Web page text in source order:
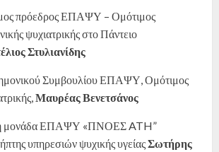
πρόεδρος ΕΠΑΨΥ – Ομότιμος
ψυχιατρικής στο Πάντειο
Στυλιανίδης
Συμβουλίου ΕΠΑΨΥ, Ομότιμος
Μαυρέας Βενετσάνος
μονάδα ΕΠΑΨΥ «ΠΝΟΕΣ ATH”
υπηρεσιών ψυχικής υγείαςΣωτήρης